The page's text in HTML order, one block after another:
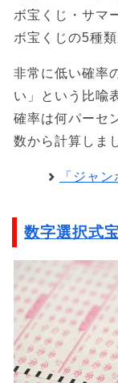
ボ宝くじ・サマ
ボ宝くじの5種
非常に低い確率
い」という比喩
確率は何パーセ
数から計算しま
「ジャ
数字選択式